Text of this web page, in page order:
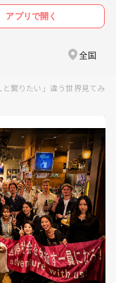
アプリで開く
全国
と繋りたい」違う世界見て